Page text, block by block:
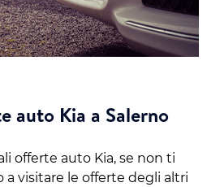
auto Kia a Salerno
offerte auto Kia, se non ti
visitare le offerte degli altri